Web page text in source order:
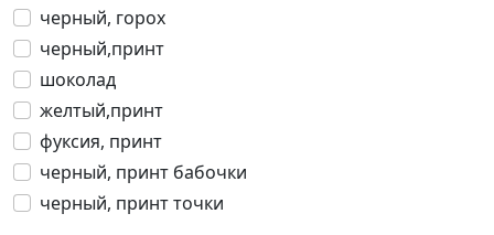
черный, горох
черный,принт
шоколад
желтый,принт
фуксия, принт
черный, принт бабочки
черный, принт точки